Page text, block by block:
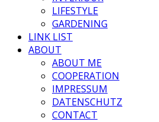
LIFESTYLE
GARDENING
LINK LIST
ABOUT
ABOUT ME
COOPERATION
IMPRESSUM
DATENSCHUTZ
CONTACT